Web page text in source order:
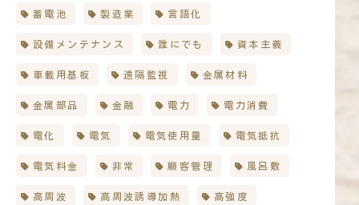
蓄電池 製造業 言語化
設備メンテナンス 誰にでも 資本主義
車載用基板 遠隔監視 金属材料
金属部品 金融 電力 電力消費
電化 電気 電気使用量 電気抵抗
電気料金 非常 顧客管理 風呂敷
高周波 高周波誘導加熱 高強度